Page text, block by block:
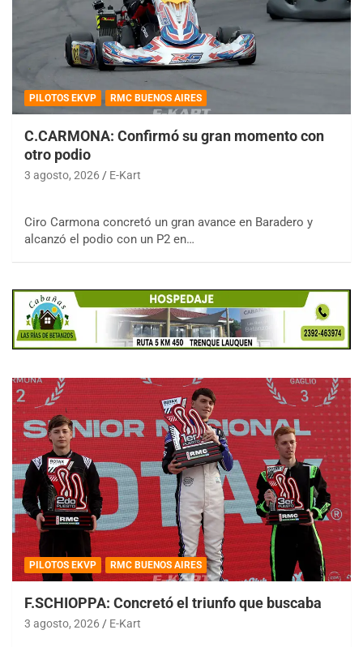
PILOTOS EKVP RMC BUENOS AIRES
C.CARMONA: Confirmó su gran momento con
otro podio
3 agosto, 2026 E-Kart
Ciro Carmona concretó un gran avance en Baradero y
alcanzó el podio con un P2 en…
PILOTOS EKVP RMC BUENOS AIRES
F.SCHIOPPA: Concretó el triunfo que buscaba
3 agosto, 2026 E-Kart